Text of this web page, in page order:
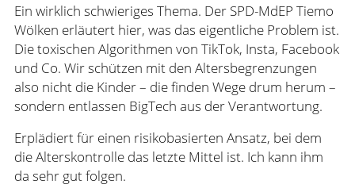
Ein wirklich schwieriges Thema. Der SPD-MdEP Tiemo
Wölken erläutert hier, was das eigentliche Problem ist.
Die toxischen Algorithmen von TikTok, Insta, Facebook
und Co. Wir schützen mit den Altersbegrenzungen
also nicht die Kinder – die finden Wege drum herum –
sondern entlassen BigTech aus der Verantwortung.
Erplädiert für einen risikobasierten Ansatz, bei dem
die Alterskontrolle das letzte Mittel ist. Ich kann ihm
da sehr gut folgen.